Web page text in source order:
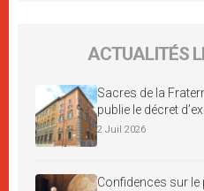
ACTUALITÉS
Sacres de la
publie le décret
2 Juil 2026
Confidences sur le